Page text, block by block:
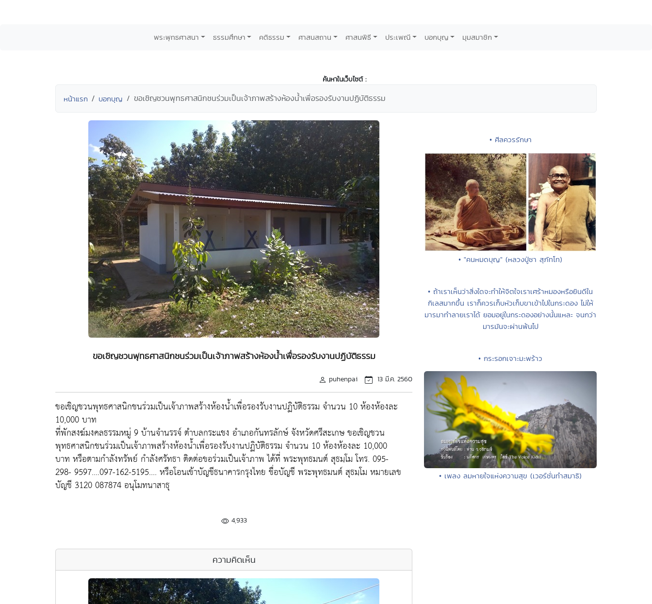
พระพุทธศาสนา ธรรมศึกษา คติธรรม ศาสนสถาน ศาสนพิธี ประเพณี บอกบุญ มุมสมาชิก
ค้นหาในเว็บไซต์ :
หน้าแรก บอกบุญ ขอเชิญชวนพุทธศาสนิกชนร่วมเป็นเจ้าภาพสร้างห้องน้ำเพื่อรองรับงานปฏิบัติธรรม
ขอเชิญชวนพุทธศาสนิกชนร่วมเป็นเจ้าภาพสร้างห้องน้ำเพื่อรองรับงานปฏิบัติธรรม
puhenpai 13 มี.ค. 2560
ขอเชิญชวนพุทธศาสนิกชนร่วมเป็นเจ้าภาพสร้างห้องน้ำเพื่อรองรับงานปฏิบัติธรรม จำนวน 10 ห้องห้องละ
10,000 บาท
ที่พักสงฆ์มงคลธรรมหมู่ 9 บ้านจำนรรจ์ ตำบลกระแชง อำเภอกันทรลักษ์ จังหวัดศรีสะเกษ ขอเชิญชวน
พุทธศาสนิกชนร่วมเป็นเจ้าภาพสร้างห้องน้ำเพื่อรองรับงานปฏิบัติธรรม จำนวน 10 ห้องห้องละ 10,000
บาท หรือตามกำลังทรัพย์ กำลังศรัทธา ติดต่อขอร่วมเป็นเจ้าภาพ ได้ที่ พระพุทธมนต์ สุธมฺโม โทร. 095-
298- 9597....097-162-5195.... หรือโอนเข้าบัญชีธนาคารกรุงไทย ชื่อบัญชี พระพุทธมนต์ สุธมฺโม หมายเลข
บัญชี 3120 087874 อนุโมทนาสาธุ
4,933
ความคิดเห็น
• ศีลควรรักษา
• "คนหมดบุญ" (หลวงปู่ชา สุภัทโท)
• ถ้าเราเห็นว่าสิ่งใดจะทำให้จิตใจเราเศร้าหมองหรือยินดีใน
กิเลสมากขึ้น เราก็ควรเก็บหัวเก็บขาเข้าไปในกระดอง ไม่ให้
มารมาทำลายเราได้ ยอมอยู่ในกระดองอย่างนั้นแหละ จนกว่า
มารมันจะผ่านพ้นไป
• กระรอกเจาะมะพร้าว
• เพลง ลมหายใจแห่งความสุข (เวอร์ชั่นทำสมาธิ)